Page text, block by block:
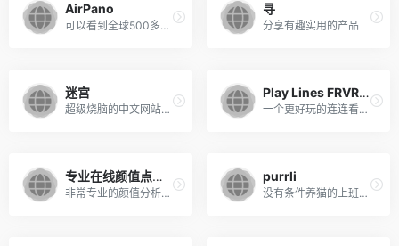
AirPano
可以看到全球500多处高清的360°全景图+全景视频+全球
寻
分享有趣实用的产品
迷宫
超级烧脑的中文网站！，你要在网站里找到线索进入下一关，目前一共有50关，前面几关都比较简单，后面建议稳定情绪，容易砸键盘~~
Play Lines FRVR-在线连连看
一个更好玩的连连看游戏。 在这个游戏中，你需要将所有同色的圆点连接在一起，且不能出现重合，而且也不能漏掉某一个点。
专业在线颜值点评系统
非常专业的颜值分析系统，专业的有点令人恐怖，网站会根据你的脸部黄金比例来分析，进网站后，点击国旗就有中文的，做好心理准备。
purrli
没有条件养猫的上班族也可以听到猫咪打呼噜的声音。